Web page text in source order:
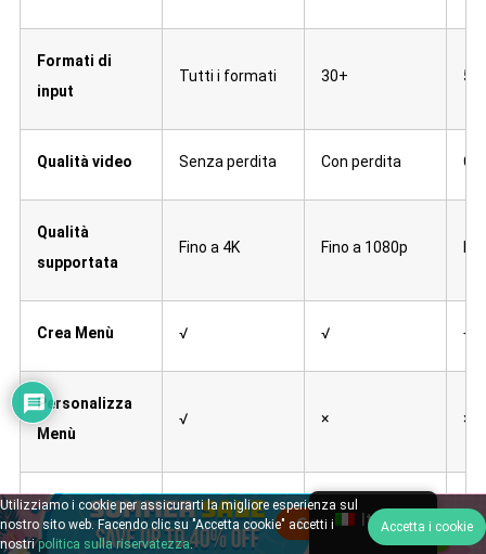
Formati di
input
Tutti i formati 30+
Qualità video Senza perdita Con perdita
Qualità
supportata
Fino a 4K Fino a 1080p
Crea Menù √ √ √
Personalizza
Menù
√ × ×
Modifica video √ ×
Italian
Utilizziamo i cookie per assicurarti la migliore esperienza sul
nostro sito web. Facendo clic su "Accetta cookie" accetti i
nostripolitica sulla riservatezza.
Accetta i cookie